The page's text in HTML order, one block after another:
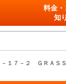
料金
知
－１７－２ ＧＲＡＳ